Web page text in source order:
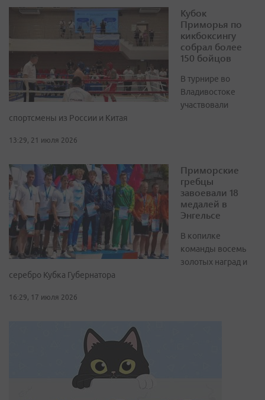
Кубок
Приморья по
кикбоксингу
собрал более
150 бойцов
В турнире во
Владивостоке
участвовали
спортсмены из России и Китая
13:29, 21 июля 2026
Приморские
гребцы
завоевали 18
медалей в
Энгельсе
В копилке
команды восемь
золотых наград и
серебро Кубка Губернатора
16:29, 17 июля 2026